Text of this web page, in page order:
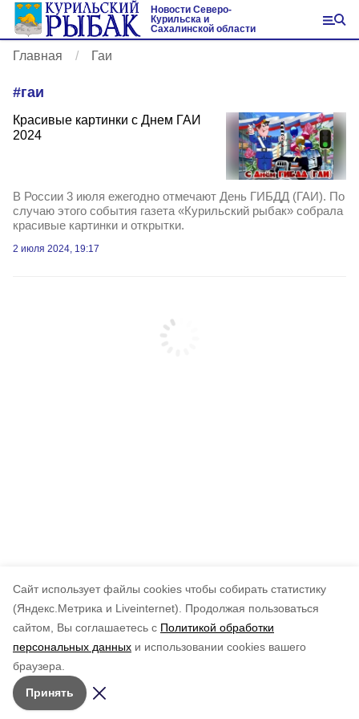
Cайт использует файлы cookies чтобы собирать статистику
(Яндекс.Метрика и Liveinternet).
Продолжая пользоваться
сайтом, Вы соглашаетесь с Политикой обработки
персональных данных и использовании cookies вашего
браузера.
Принять
Новости Северо-
Курильска и
Сахалинской области
Главная Гаи
#гаи
Красивые картинки с Днем ГАИ
2024
В России 3 июля ежегодно отмечают День ГИБДД (ГАИ). По
случаю этого события газета «Курильский рыбак» собрала
красивые картинки и открытки.
2 июля 2024, 19:17